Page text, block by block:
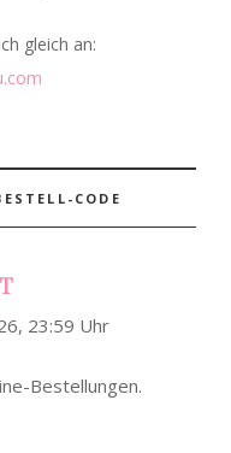
gleich an:
CODE
23:59 Uhr
Bestellungen.